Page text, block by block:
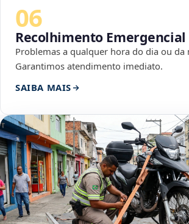
06
Recolhimento Emergencial
Problemas a qualquer hora do dia ou da
Garantimos atendimento imediato.
SAIBA MAIS